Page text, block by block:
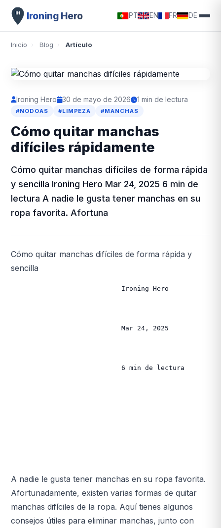
Ironing Hero PT EN FR DE
Inicio › Blog › Artículo
Ironing Hero 30 de mayo de 2026 1 min de lectura
#NODOAS #LIMPEZA #MANCHAS
Cómo quitar manchas
difíciles rápidamente
Cómo quitar manchas difíciles de forma rápida
y sencilla Ironing Hero Mar 24, 2025 6 min de
lectura A nadie le gusta tener manchas en su
ropa favorita. Afortuna
Cómo quitar manchas difíciles de forma rápida y
sencilla
                            Ironing Hero
                            Mar 24, 2025
                            6 min de lectura
A nadie le gusta tener manchas en su ropa favorita.
Afortunadamente, existen varias formas de quitar
manchas difíciles de la ropa. Aquí tienes algunos
consejos útiles para eliminar manchas, junto con